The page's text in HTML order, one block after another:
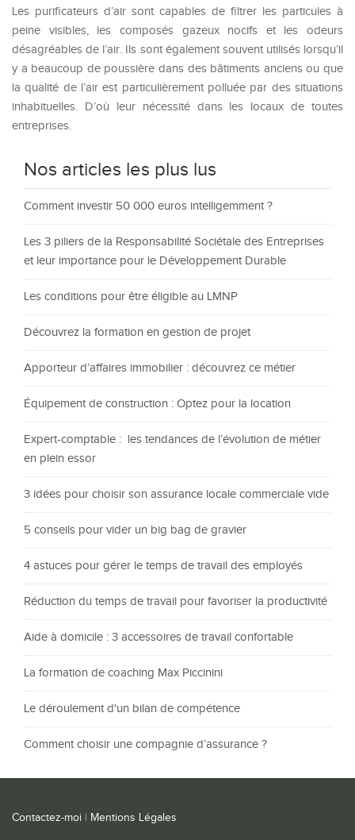
Les purificateurs d’air sont capables de filtrer les particules à
peine visibles, les composés gazeux nocifs et les odeurs
désagréables de l’air. Ils sont également souvent utilisés lorsqu’il
y a beaucoup de poussière dans des bâtiments anciens ou que
la qualité de l’air est particulièrement polluée par des situations
inhabituelles. D’où leur nécessité dans les locaux de toutes
entreprises.
Nos articles les plus lus
Comment investir 50 000 euros intelligemment ?
Les 3 piliers de la Responsabilité Sociétale des Entreprises
et leur importance pour le Développement Durable
Les conditions pour être éligible au LMNP
Découvrez la formation en gestion de projet
Apporteur d’affaires immobilier : découvrez ce métier
Équipement de construction : Optez pour la location
Expert-comptable : les tendances de l’évolution de métier
en plein essor
3 idées pour choisir son assurance locale commerciale vide
5 conseils pour vider un big bag de gravier
4 astuces pour gérer le temps de travail des employés
Réduction du temps de travail pour favoriser la productivité
Aide à domicile : 3 accessoires de travail confortable
La formation de coaching Max Piccinini
Le déroulement d'un bilan de compétence
Comment choisir une compagnie d’assurance ?
Contactez-moi | Mentions Légales